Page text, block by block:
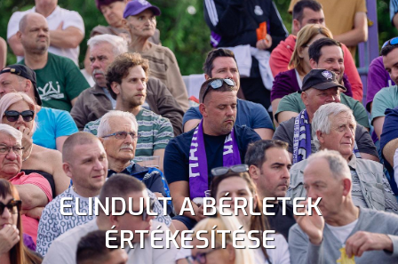
ELINDULT A BÉRLETEK
ÉRTÉKESÍTÉSE